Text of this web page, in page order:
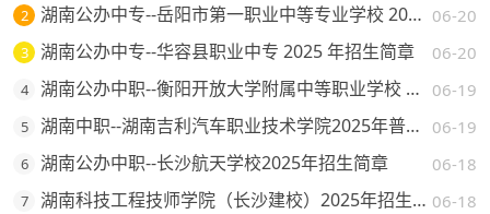
2 06-20
湖南公办中专--岳阳市第一职业中等专业学校 2025 年招生简章
3 06-20
湖南公办中专--华容县职业中专 2025 年招生简章
4 06-19
湖南公办中职--衡阳开放大学附属中等职业学校 2025 年招生简章
5 06-19
湖南中职--湖南吉利汽车职业技术学院2025年普通高校招生章程
6 06-18
湖南公办中职--长沙航天学校2025年招生简章
7 06-18
湖南科技工程技师学院（长沙建校）2025年招生简章